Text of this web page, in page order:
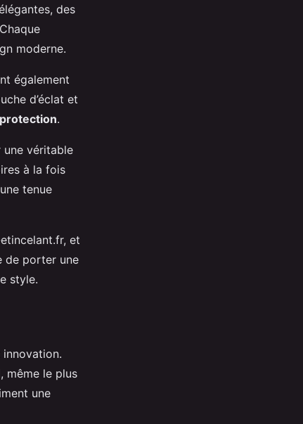
des
moderne.
également
d’éclat et
.
une véritable
à la fois
tenue
et
de porter une
style.
même le plus
une